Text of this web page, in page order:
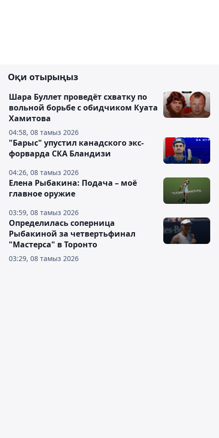
Оқи отырыңыз
04:58, 08 тамыз 2026
Шара Буллет проведёт схватку по
вольной борьбе с обидчиком Куата
Хамитова
04:26, 08 тамыз 2026
"Барыс" упустил канадского экс-
форварда СКА Бландизи
03:59, 08 тамыз 2026
Елена Рыбакина: Подача – моё
главное оружие
03:29, 08 тамыз 2026
Определилась соперница
Рыбакиной за четвертьфинал
"Мастерса" в Торонто